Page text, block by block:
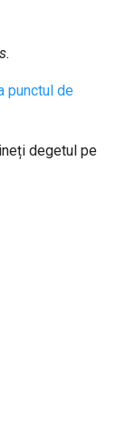
punctul de
degetul pe